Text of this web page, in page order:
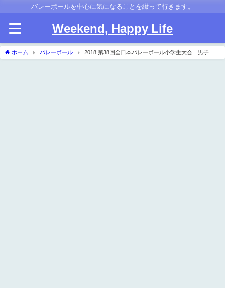
バレーボールを中心に気になることを綴って行きます。
Weekend, Happy Life
ホーム バレーボール
2018 第38回全日本バレーボール小学生大会 男子試
合結果